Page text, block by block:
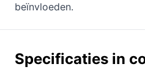
beïnvloeden.
Specificaties in